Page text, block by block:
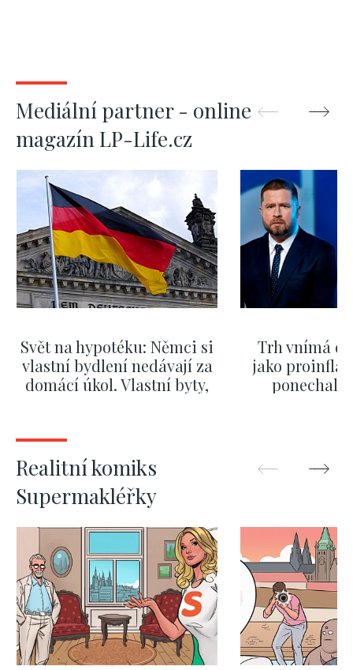
Mediální partner - online
magazín LP-Life.cz
Svět na hypotéku: Němci si
vlastní bydlení nedávají za
domácí úkol. Vlastní byty,
Trh vnímá
jako
ponechali
Realitní komiks
Supermakléřky